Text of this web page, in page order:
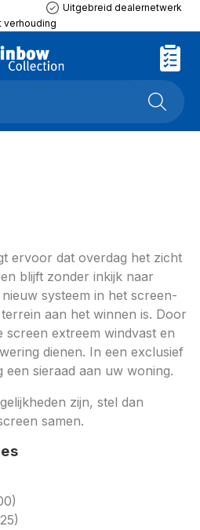
Uitgebreid dealernetwerk
verhouding
ervoor dat overdag het zicht
blijft zonder inkijk naar
systeem in het screen-
aan het winnen is. Door
screen extreem windvast en
dienen. In een exclusief
een sieraad aan uw woning.
zijn, stel dan
samen.